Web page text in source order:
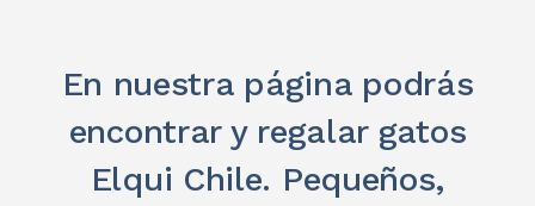
En nuestra página podrás
encontrar y regalar gatos
Elqui Chile. Pequeños,